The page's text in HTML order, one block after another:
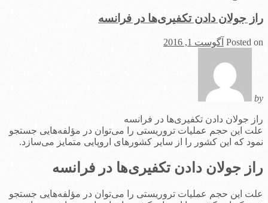
راز جولان دادن تکفیری‌ها در فرانسه
Posted on آگوست 1, 2016
by
راز جولان دادن تکفیری‌ها در فرانسه
علت این حجم عملیات تروریستی را می‌توان در مؤلفه‌هایی جستجو
نمود که این کشور را از سایر کشورهای اروپایی متمایز می‌سازد.
راز جولان دادن تکفیری‌ها در فرانسه
علت این حجم عملیات تروریستی را می‌توان در مؤلفه‌هایی جستجو